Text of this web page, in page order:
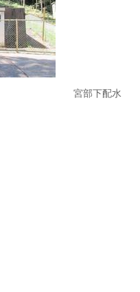
ます。 宮部下配水